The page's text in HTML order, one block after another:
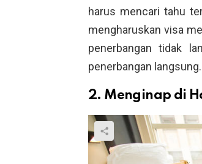
harus mencari tahu
mengharuskan visa
penerbangan tidak
penerbangan langsung.
2. Menginap di